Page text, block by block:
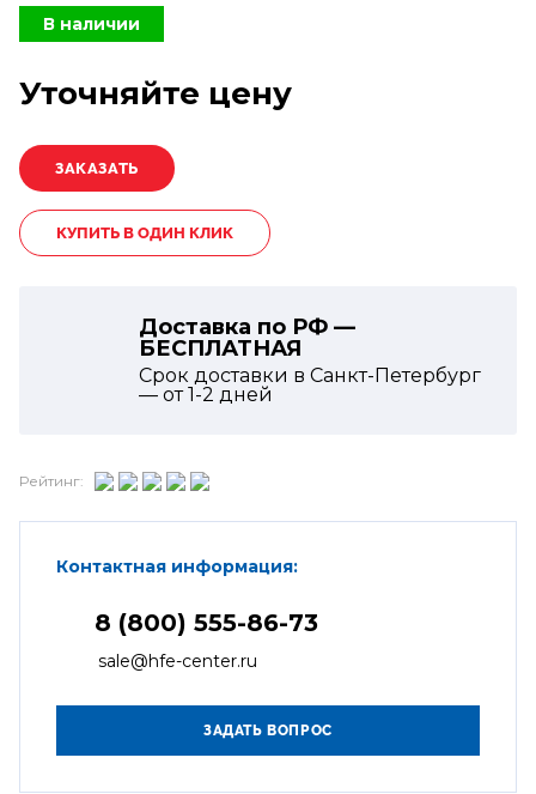
В наличии
Уточняйте цену
КУПИТЬ В ОДИН КЛИК
Доставка по РФ —
БЕСПЛАТНАЯ
Срок доставки в Санкт-Петербург
— от1-2 дней
Рейтинг:
Контактная информация:
8 (800) 555-86-73
sale@hfe-center.ru